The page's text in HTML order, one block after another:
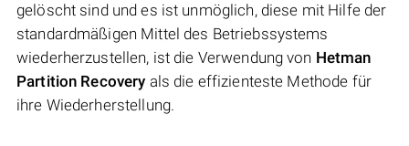
gelöscht sind und es ist unmöglich, diese mit Hilfe der
standardmäßigen Mittel des Betriebssystems
wiederherzustellen, ist die Verwendung von Hetman
Partition Recovery als die effizienteste Methode für
ihre Wiederherstellung.